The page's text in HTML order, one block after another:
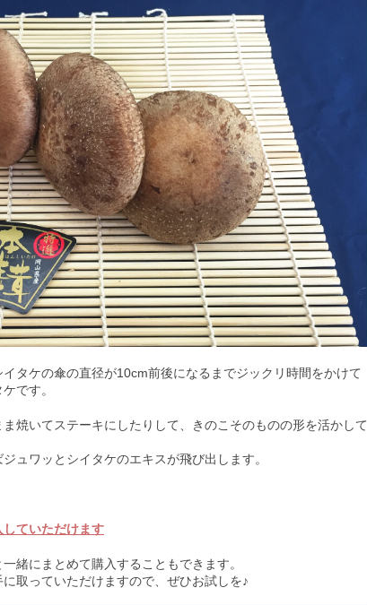
イタケの傘の直径が10cm前後になるまでジックリ時間をかけて
です。
焼いてステーキにしたりして、きのこそのものの形を活かして
ュワッとシイタケのエキスが飛び出します。
ていただけます
緒にまとめて購入することもできます。
取っていただけますので、ぜひお試しを♪